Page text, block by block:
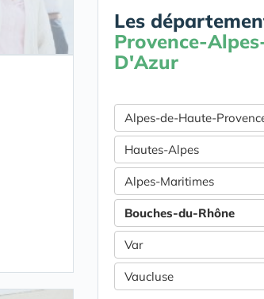
Les
Provence-
D'Azur
Alpes-de-Haute-
Hautes-Alpes
Alpes-Maritimes
Bouches-du-Rhône
Var
Vaucluse